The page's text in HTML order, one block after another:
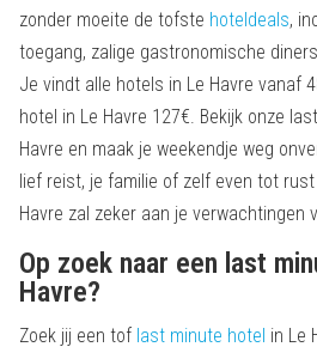
zonder moeite de tofste hoteldeals,
toegang, zalige gastronomische
Je vindt alle hotels in Le Havre vanaf
hotel in Le Havre 127€. Bekijk onze
Havre en maak je weekendje weg
lief reist, je familie of zelf even tot
Havre zal zeker aan je verwachtingen
Op zoek naar een last
Havre?
Zoek jij een tof last minute hotel in Le